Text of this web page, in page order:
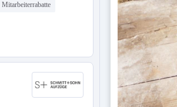
Mitarbeiterrabatte